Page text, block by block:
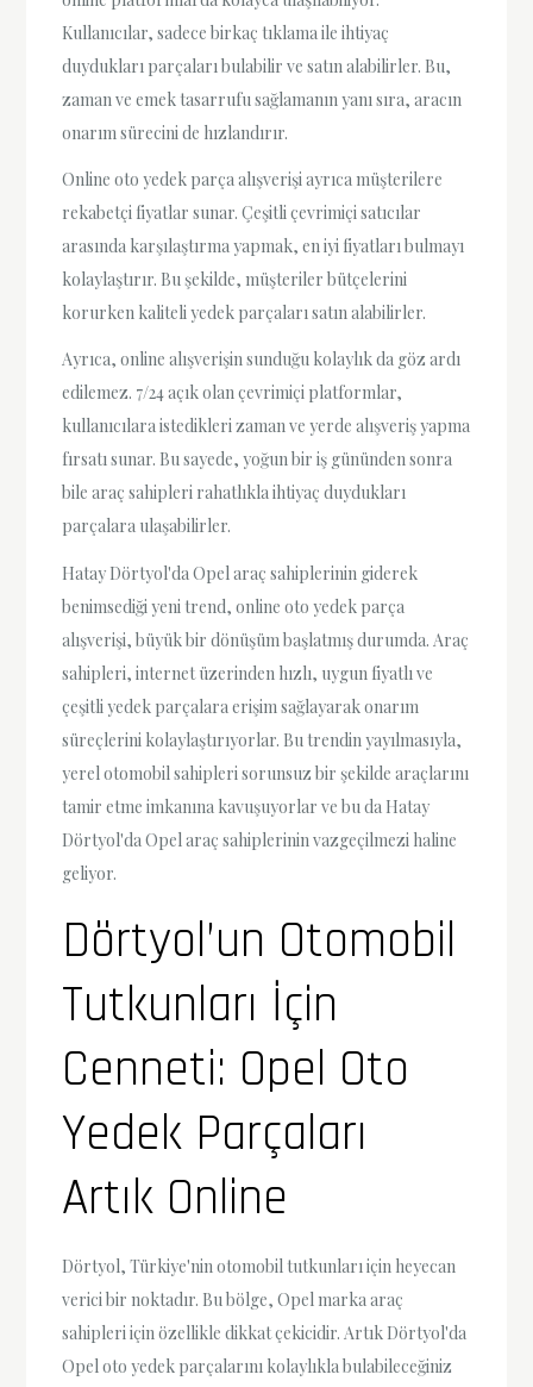
Kullanıcılar, sadece birkaç tıklama ile ihtiyaç
duydukları parçaları bulabilir ve satın alabilirler. Bu,
zaman ve emek tasarrufu sağlamanın yanı sıra, aracın
onarım sürecini de hızlandırır.
Online oto yedek parça alışverişi ayrıca müşterilere
rekabetçi fiyatlar sunar. Çeşitli çevrimiçi satıcılar
arasında karşılaştırma yapmak, en iyi fiyatları bulmayı
kolaylaştırır. Bu şekilde, müşteriler bütçelerini
korurken kaliteli yedek parçaları satın alabilirler.
Ayrıca, online alışverişin sunduğu kolaylık da göz ardı
edilemez. 7/24 açık olan çevrimiçi platformlar,
kullanıcılara istedikleri zaman ve yerde alışveriş yapma
fırsatı sunar. Bu sayede, yoğun bir iş gününden sonra
bile araç sahipleri rahatlıkla ihtiyaç duydukları
parçalara ulaşabilirler.
Hatay Dörtyol'da Opel araç sahiplerinin giderek
benimsediği yeni trend, online oto yedek parça
alışverişi, büyük bir dönüşüm başlatmış durumda. Araç
sahipleri, internet üzerinden hızlı, uygun fiyatlı ve
çeşitli yedek parçalara erişim sağlayarak onarım
süreçlerini kolaylaştırıyorlar. Bu trendin yayılmasıyla,
yerel otomobil sahipleri sorunsuz bir şekilde araçlarını
tamir etme imkanına kavuşuyorlar ve bu da Hatay
Dörtyol'da Opel araç sahiplerinin vazgeçilmezi haline
geliyor.
Dörtyol’un Otomobil
Tutkunları İçin
Cenneti: Opel Oto
Yedek Parçaları
Artık Online
Dörtyol, Türkiye'nin otomobil tutkunları için heyecan
verici bir noktadır. Bu bölge, Opel marka araç
sahipleri için özellikle dikkat çekicidir. Artık Dörtyol'da
Opel oto yedek parçalarını kolaylıkla bulabileceğiniz